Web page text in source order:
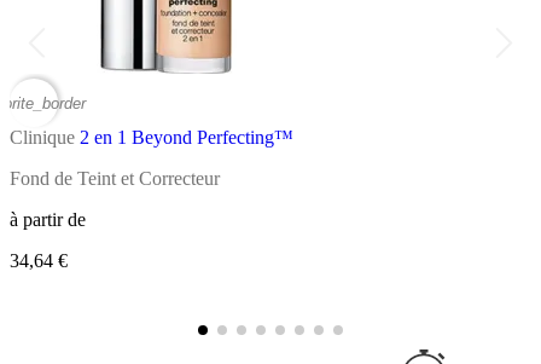
Clinique 2 en 1 Beyond Perfecting™
Fond de Teint et Correcteur
à partir de
34,64 €